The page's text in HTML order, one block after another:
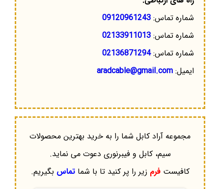
شماره تماس: 09120961243
شماره تماس: 02133911013
شماره تماس:02136871294
ایمیل: aradcable@gmail.com
مجموعه آراد کابل شما را به خرید بهترین محصولات
سیم، کابل و فیبرنوری دعوت می نماید.
کافیستفرم زیر را پر کنید تا با شماتماس بگیریم.